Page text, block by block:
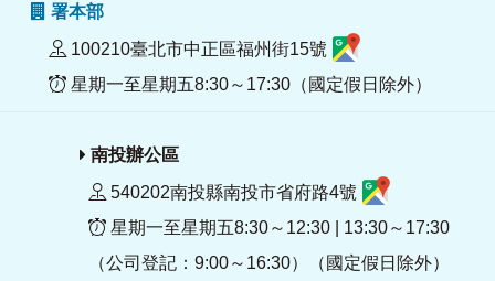
署本部
100210臺北市中正區福州街15號
星期一至星期五8:30～17:30（國定假日除外）
南投辦公區
540202南投縣南投市省府路4號
星期一至星期五8:30～12:30 | 13:30～17:30
（公司登記：9:00～16:30）（國定假日除外）